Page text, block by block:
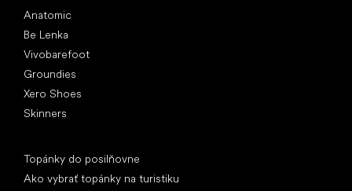
Anatomic
Be Lenka
Vivobarefoot
Groundies
Xero Shoes
Skinners
Topánky do posilňovne
Ako vybrať topánky na turistiku